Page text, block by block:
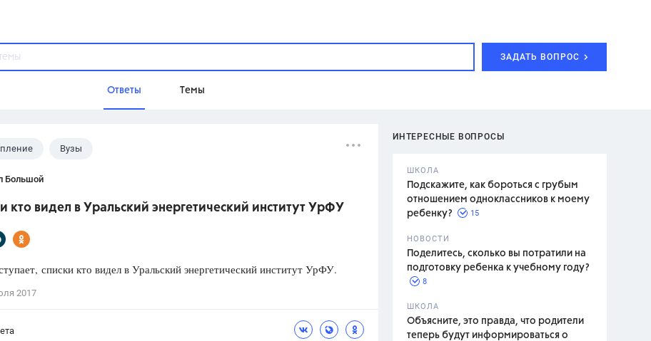
ЗАДАТЬ ВОПРОС
Ответы Темы
Школа
Цыбулько И.П.,
Атанасян Л.С.,
ИНТЕРЕСНЫЕ ВОПРОСЫ
ШКОЛА
Подскажите, как бороться с грубым
отношением одноклассников к моему
ребенку?
15
НОВОСТИ
Поделитесь, сколько вы потратили на
подготовку ребенка к учебному году?
8
ШКОЛА
Объясните, это правда, что родители
теперь будут информироваться о
Вузы
Большой
кто видел в Уральский энергетический институт УрФУ
списки кто видел в Уральский энергетический институт УрФУ.
2017